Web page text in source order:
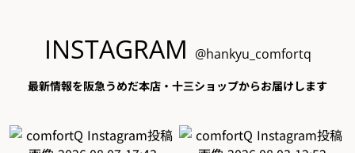
INSTAGRAM @hankyu_comfortq
最新情報を阪急うめだ本店・十三ショップからお届けします